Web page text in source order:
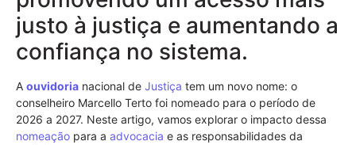
justo à justiça e aumentando a
confiança no sistema.
A ouvidoria nacional de Justiça tem um novo nome: o
conselheiro Marcello Terto foi nomeado para o período de
2026 a 2027. Neste artigo, vamos explorar o impacto dessa
nomeação para a advocacia e as responsabilidades da